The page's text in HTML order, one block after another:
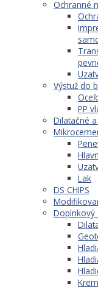
Ochranné
Výstuž do
PP
Dilatačné
Lak
DS CHIPS
Doplnkový